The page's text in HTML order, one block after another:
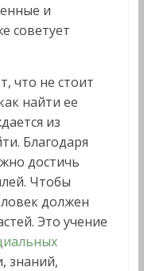
и
советует
что не стоит
найти ее
из
Благодаря
достичь
Чтобы
должен
Это учение
знаний,